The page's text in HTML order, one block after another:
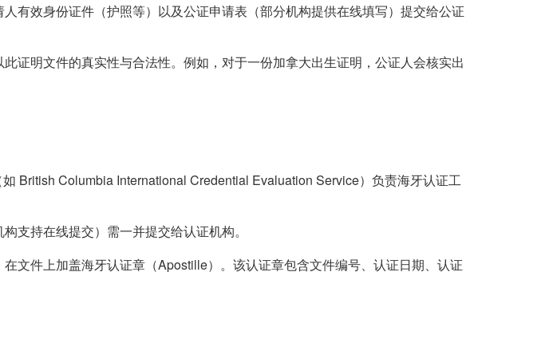
有效身份证件（护照等）以及公证申请表（部分机构提供在线填写）提交给公证
证明文件的真实性与合法性。例如，对于一份加拿大出生证明，公证人会核实出
British Columbia International Credential Evaluation Service）负责海牙认证工
支持在线提交）需一并提交给认证机构。
文件上加盖海牙认证章（Apostille）。该认证章包含文件编号、认证日期、认证